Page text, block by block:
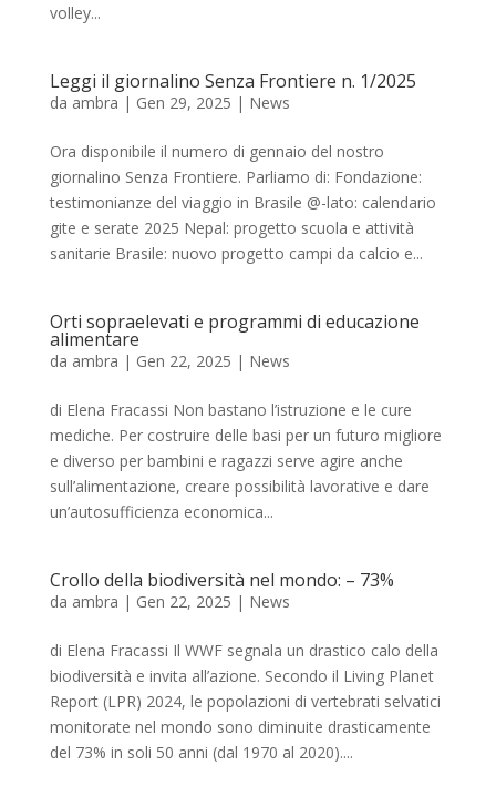
volley...
Leggi il giornalino Senza Frontiere n. 1/2025
da ambra | Gen 29, 2025 | News
Ora disponibile il numero di gennaio del nostro
giornalino Senza Frontiere. Parliamo di: Fondazione:
testimonianze del viaggio in Brasile @-lato: calendario
gite e serate 2025 Nepal: progetto scuola e attività
sanitarie Brasile: nuovo progetto campi da calcio e...
Orti sopraelevati e programmi di educazione
alimentare
da ambra | Gen 22, 2025 | News
di Elena Fracassi Non bastano l’istruzione e le cure
mediche. Per costruire delle basi per un futuro migliore
e diverso per bambini e ragazzi serve agire anche
sull’alimentazione, creare possibilità lavorative e dare
un’autosufficienza economica...
Crollo della biodiversità nel mondo: – 73%
da ambra | Gen 22, 2025 | News
di Elena Fracassi Il WWF segnala un drastico calo della
biodiversità e invita all’azione. Secondo il Living Planet
Report (LPR) 2024, le popolazioni di vertebrati selvatici
monitorate nel mondo sono diminuite drasticamente
del 73% in soli 50 anni (dal 1970 al 2020)....